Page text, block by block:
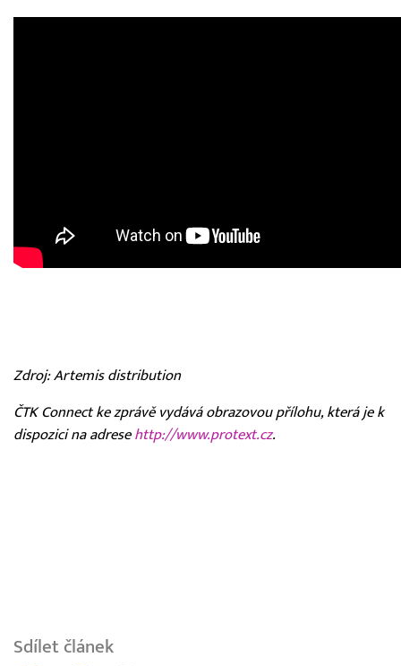
Zdroj: Artemis distribution
ČTK Connect ke zprávě vydává obrazovou přílohu, která je k
dispozici na adrese http://www.protext.cz.
Sdílet článek